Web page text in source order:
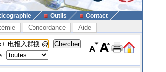
Outils Contact
Concordance Aide
: